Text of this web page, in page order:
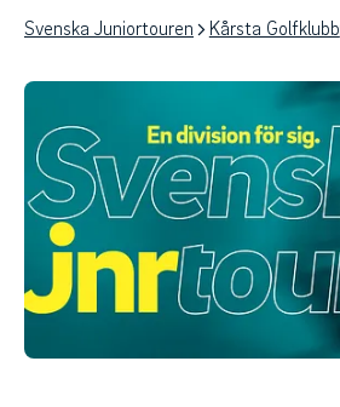
Svenska Juniortouren Kårsta Golfklubb